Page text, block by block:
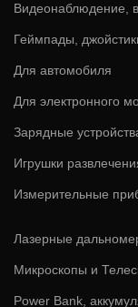
Видеонаблюдение,
Геймпады,
Для автомобиля
Для электронного
Зарядные
Игрушки
Измерительные
Лазерные
Микроскопы и
Power Bank,